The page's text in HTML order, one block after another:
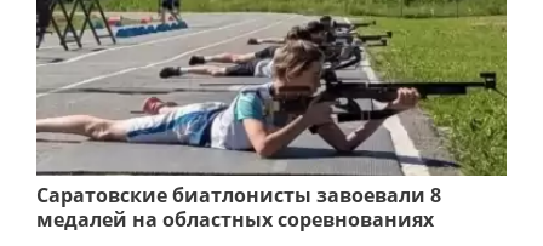
Саратовские биатлонисты завоевали 8
медалей на областных соревнованиях